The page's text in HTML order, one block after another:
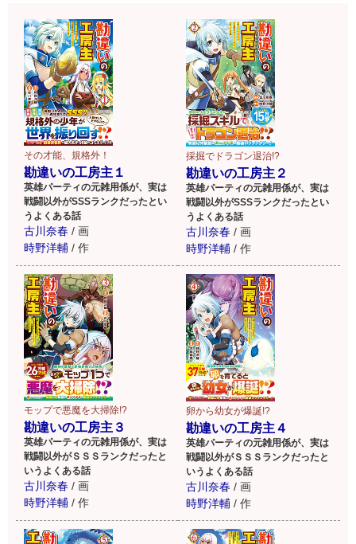
巻末には描き下ろし漫画を収録★
ユーリシアとサクラのみん
なで、とある【実験】に挑
戦…？
その才能、規格外！
勘違いの工房主１
英雄パーティの元雑用係が、実は
戦闘以外がSSSランクだったとい
うよくある話
古川奈春 / 画
時野洋輔 / 作
採掘でドラゴン退治!?
勘違いの工房主２
英雄パーティの元雑用係が、実は
戦闘以外がSSSランクだったとい
うよくある話
古川奈春 / 画
時野洋輔 / 作
モップで悪魔を大掃除!?
勘違いの工房主３
英雄パーティの元雑用係が、実は
戦闘以外がＳＳＳランクだったと
いうよくある話
古川奈春 / 画
時野洋輔 / 作
卵から幼女が爆誕!?
勘違いの工房主４
英雄パーティの元雑用係が、実は
戦闘以外がＳＳＳランクだったと
いうよくある話
古川奈春 / 画
時野洋輔 / 作